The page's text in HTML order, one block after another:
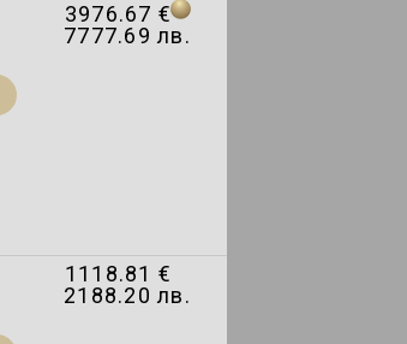
3976.67 €
7777.69 лв.
1118.81 €
2188.20 лв.